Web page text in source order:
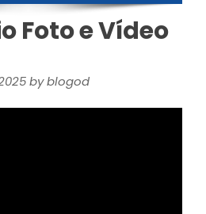
Foto e Vídeo
byblogod